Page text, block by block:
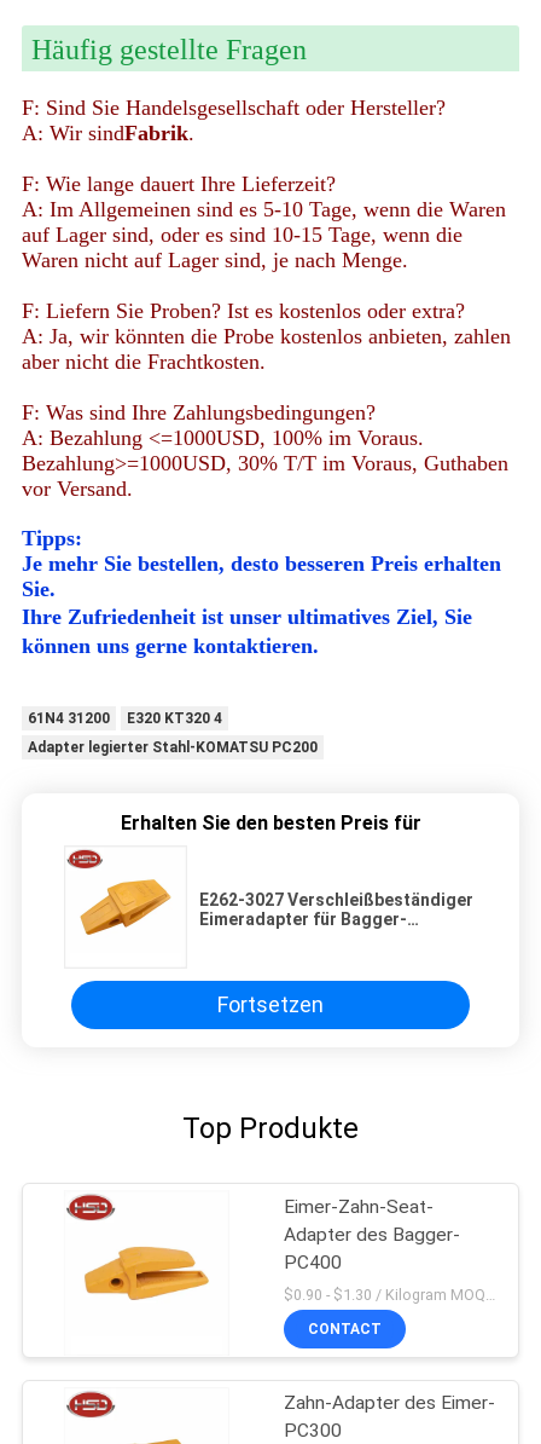
Häufig gestellte Fragen
F: Sind Sie Handelsgesellschaft oder Hersteller?
A: Wir sindFabrik.
F: Wie lange dauert Ihre Lieferzeit?
A: Im Allgemeinen sind es 5-10 Tage, wenn die Waren
auf Lager sind, oder es sind 10-15 Tage, wenn die
Waren nicht auf Lager sind, je nach Menge.
F: Liefern Sie Proben? Ist es kostenlos oder extra?
A: Ja, wir könnten die Probe kostenlos anbieten, zahlen
aber nicht die Frachtkosten.
F: Was sind Ihre Zahlungsbedingungen?
A: Bezahlung <=1000USD, 100% im Voraus.
Bezahlung>=1000USD, 30% T/T im Voraus, Guthaben
vor Versand.
Tipps:
Je mehr Sie bestellen, desto besseren Preis erhalten
Sie.
Ihre Zufriedenheit ist unser ultimatives Ziel, Sie
können uns gerne kontaktieren.
61N4 31200
E320 KT320 4
Adapter legierter Stahl-KOMATSU PC200
Erhalten Sie den besten Preis für
E262-3027 Verschleißbeständiger
Eimeradapter für Bagger-
Fortsetzen
Top Produkte
Eimer-Zahn-Seat-
Adapter des Bagger-
PC400
$0.90 - $1.30 / Kilogram MOQ:200 Kilogramm/Kilogramm
CONTACT
Zahn-Adapter des Eimer-
PC300